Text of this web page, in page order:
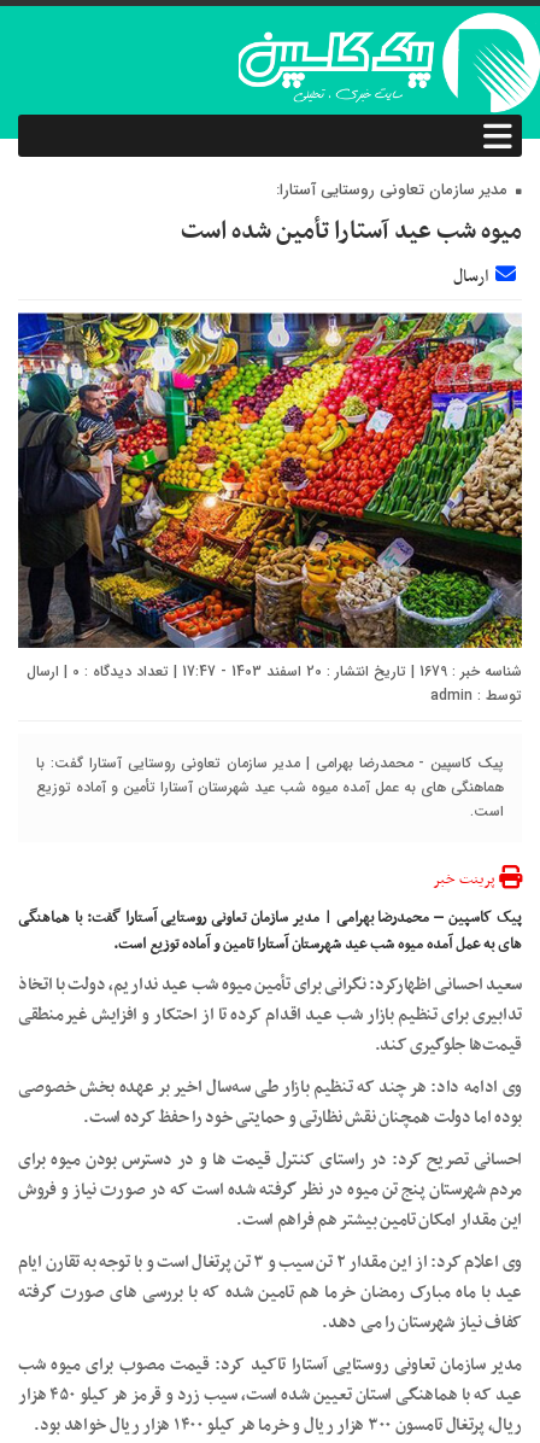
مدیر سازمان تعاونی روستایی آستارا:
میوه شب عید آستارا تأمین شده است
ارسال
شناسه خبر : 1679 | تاریخ انتشار : 20 اسفند 1403 - 17:47 | تعداد دیدگاه : 0 | ارسال
توسط : admin
پیک کاسپین - محمدرضا بهرامی | مدیر سازمان تعاونی روستایی آستارا گفت: با
هماهنگی های به عمل آمده میوه شب عید شهرستان آستارا تأمین و آماده توزیع
است.
پرینت خبر
پیک کاسپین – محمدرضا بهرامی | مدیر سازمان تعاونی روستایی آستارا گفت: با هماهنگی
های به عمل آمده میوه شب عید شهرستان آستارا تامین و آماده توزیع است.
سعید احسانی اظهارکرد: نگرانی برای تأمین میوه شب عید نداریم، دولت با اتخاذ
تدابیری برای تنظیم بازار شب عید اقدام کرده تا از احتکار و افزایش غیرمنطقی
قیمت‌ها جلوگیری کند.
وی ادامه داد: هر چند که تنظیم بازار طی سه‌سال اخیر بر عهده بخش خصوصی
بوده اما دولت همچنان نقش نظارتی و حمایتی خود را حفظ کرده است.
احسانی تصریح کرد: در راستای کنترل قیمت ها و در دسترس بودن میوه برای
مردم شهرستان پنج تن میوه در نظر گرفته شده است که در صورت نیاز و فروش
این مقدار امکان تامین بیشتر هم فراهم است.
وی اعلام کرد: از این مقدار ۲ تن سیب و ۳ تن پرتغال است و با توجه به تقارن ایام
عید با ماه مبارک رمضان خرما هم تامین شده که با بررسی های صورت گرفته
کفاف نیاز شهرستان را می دهد.
مدیر سازمان تعاونی روستایی آستارا تاکید کرد: قیمت مصوب برای میوه شب
عید که با هماهنگی استان تعیین شده است، سیب زرد و قرمز هر کیلو ۴۵۰ هزار
ریال، پرتغال تامسون ۳۰۰ هزار ریال و خرما هر کیلو ۱۴۰۰ هزار ریال خواهد بود.